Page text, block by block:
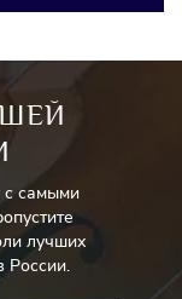
с самыми
лучших
России.